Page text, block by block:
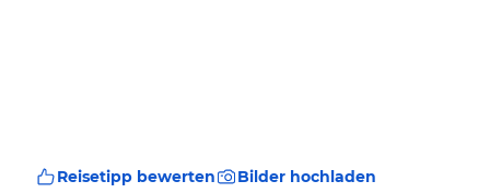
Reisetipp bewerten Bilder hochladen